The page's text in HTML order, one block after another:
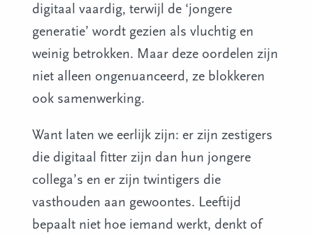
digitaal vaardig, terwijl de ‘jongere
generatie’ wordt gezien als vluchtig en
weinig betrokken. Maar deze oordelen zijn
niet alleen ongenuanceerd, ze blokkeren
ook samenwerking.
Want laten we eerlijk zijn: er zijn zestigers
die digitaal fitter zijn dan hun jongere
collega’s en er zijn twintigers die
vasthouden aan gewoontes. Leeftijd
bepaalt niet hoe iemand werkt, denkt of